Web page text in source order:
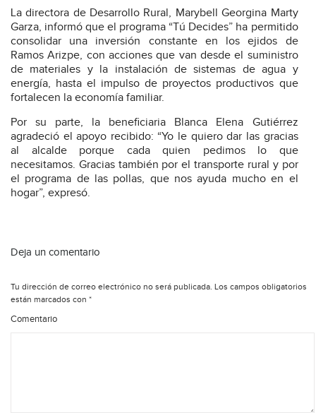
La directora de Desarrollo Rural, Marybell Georgina Marty
Garza, informó que el programa “Tú Decides” ha permitido
consolidar una inversión constante en los ejidos de
Ramos Arizpe, con acciones que van desde el suministro
de materiales y la instalación de sistemas de agua y
energía, hasta el impulso de proyectos productivos que
fortalecen la economía familiar.
Por su parte, la beneficiaria Blanca Elena Gutiérrez
agradeció el apoyo recibido: “Yo le quiero dar las gracias
al alcalde porque cada quien pedimos lo que
necesitamos. Gracias también por el transporte rural y por
el programa de las pollas, que nos ayuda mucho en el
hogar”, expresó.
Deja un comentario
Tu dirección de correo electrónico no será publicada. Los campos obligatorios
están marcados con *
Comentario